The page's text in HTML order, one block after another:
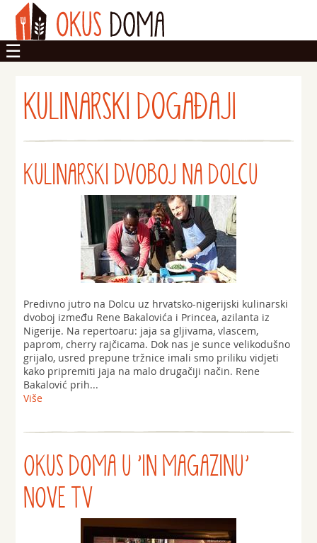
DOM
KULINARSKI DOGAĐAJI
KULINARSKI DVOBOJ NA DOLCU
Predivno jutro na Dolcu uz hrvatsko-nigerijski kulinarski
dvoboj između Rene Bakalovića i Princea, azilanta iz
Nigerije. Na repertoaru: jaja sa gljivama, vlascem,
paprom, cherry rajčicama. Dok nas je sunce velikodušno
grijalo, usred prepune tržnice imali smo priliku vidjeti
kako pripremiti jaja na malo drugačiji način. Rene
Bakalović prih...
Više
OKUS DOMA U 'IN MAGAZINU'
NOVE TV